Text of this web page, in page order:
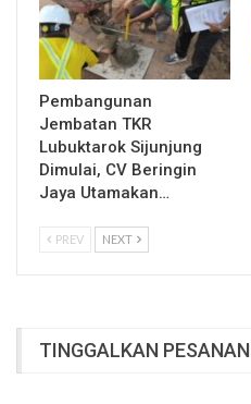
Pembangunan
Jembatan TKR
Lubuktarok Sijunjung
Dimulai, CV Beringin
Jaya Utamakan…
PREV NEXT
TINGGALKAN PESANAN